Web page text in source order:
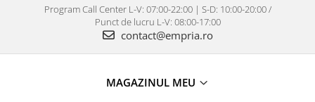
Program Call Center L-V: 07:00-22:00 | S-D: 10:00-20:00 /
Punct de lucru L-V: 08:00-17:00
contact@empria.ro
MAGAZINUL MEU